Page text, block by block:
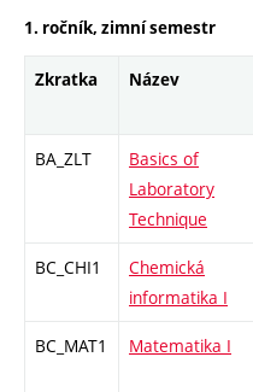
1. ročník, zimní semestr
Zkratka Název
BA_ZLT
Basics of
Laboratory
Technique
BC_CHI1
Chemická
informatika I
BC_MAT1 Matematika I